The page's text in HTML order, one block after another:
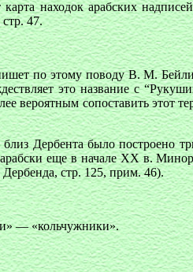
находок арабских
47.
по этому поводу В. М.
это название с
вероятным сопоставить
Дербента было построено
еще в начале XX в.
стр. 125, прим. 46).
— «кольчужники».